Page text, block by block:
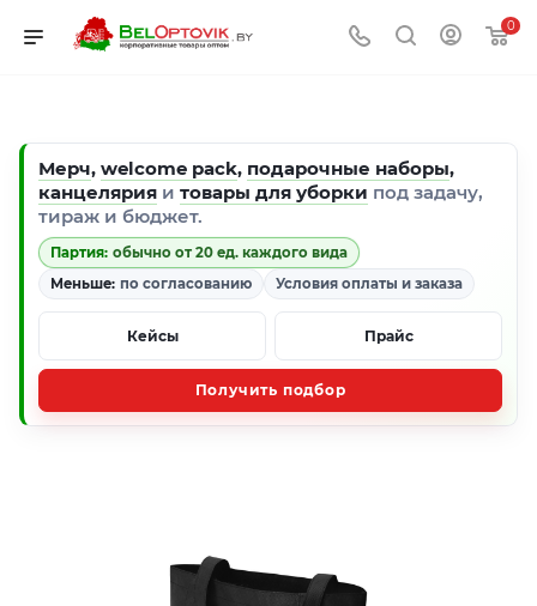
0
Мерч, welcome pack, подарочные наборы,
канцелярия и товары для уборки под задачу,
тираж и бюджет.
Партия: обычно от 20 ед. каждого вида
Меньше: по согласованию Условия оплаты и заказа
Кейсы Прайс
Получить подбор